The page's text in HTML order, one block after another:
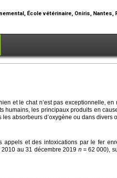
École vétérinaire, Oniris, Nantes,
et le chat n’est pas exceptionnelle,
humains, les principaux produits en
les absorbeurs d’oxygène ou dans divers
appels et des intoxications par le fer
2010 au 31 décembre 2019 n = 62 000),